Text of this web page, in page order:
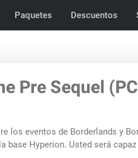
Paquetes Descuentos
Pre Sequel
los eventos de Borderlands y
base Hyperion. Usted será capaz